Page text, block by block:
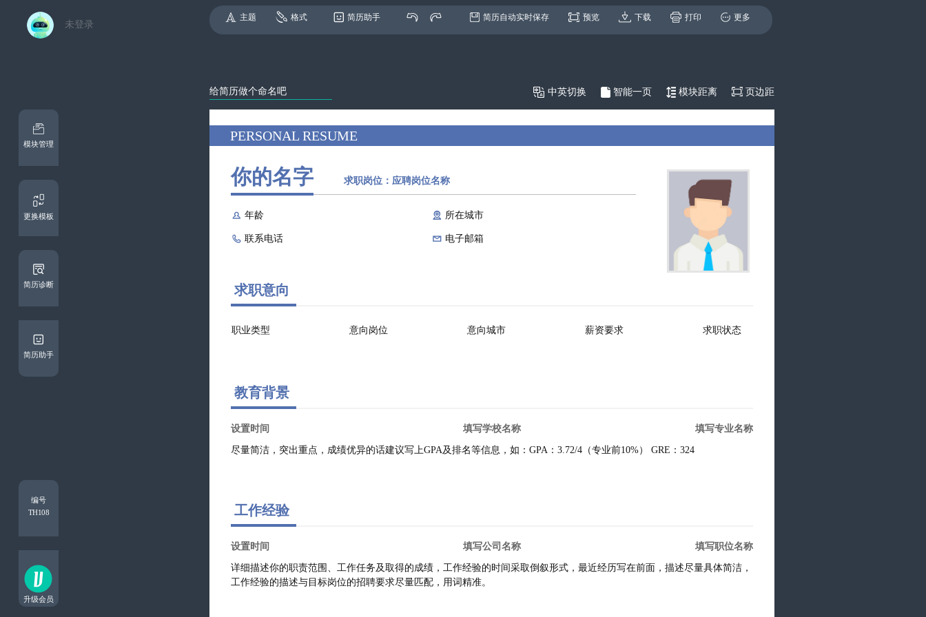
主题 格式 简历助手 简历自动实时保存 预览 下载 打印 更多
未登录
模块管理
更换模板
简历诊断
简历助手
编号
TH108
升级会员
 中英切换 智能一页 模块距离 页边距
 
 
求职意向
教育背景
工作经验